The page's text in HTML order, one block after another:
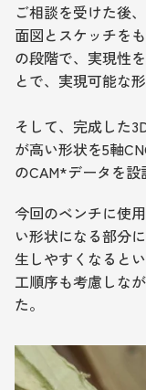
ご相談を受けた後
面図とスケッチを
の段階で、実現性
とで、実現可能な
そして、完成した
が高い形状を5軸
のCAM*データを設
今回のベンチに使
い形状になる部分
生しやすくなると
工順序も考慮しな
た。